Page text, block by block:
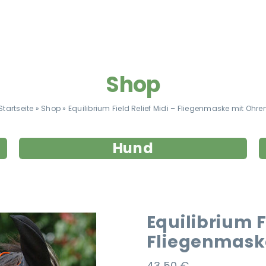
Shop
» Shop » Equilibrium Field Relief Midi – Fliegenmaske mit
Hund
Equilibrium